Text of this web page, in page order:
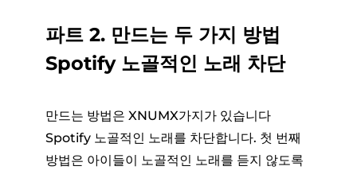
파트 2. 만드는 두 가지 방법
Spotify 노골적인 노래 차단
만드는 방법은 XNUMX가지가 있습니다
Spotify 노골적인 노래를 차단합니다. 첫 번째
방법은 아이들이 노골적인 노래를 듣지 않도록